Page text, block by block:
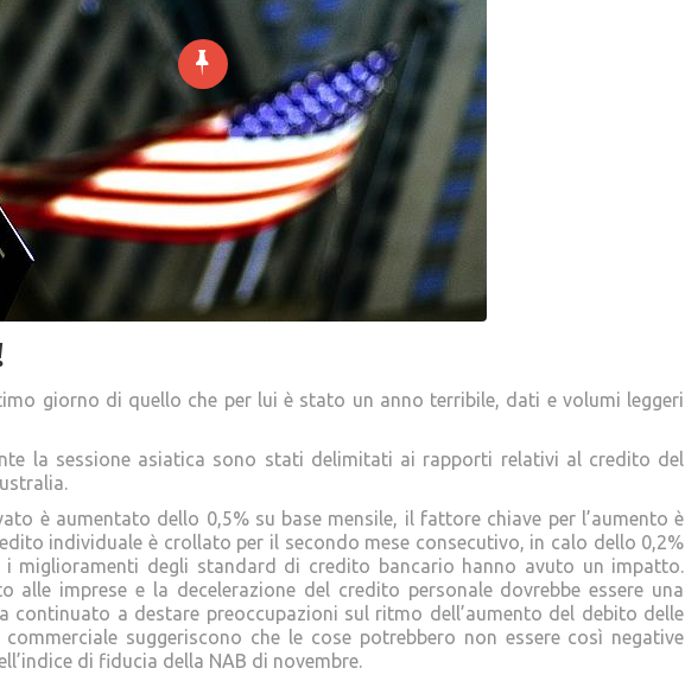
giorno di quello che per lui è stato un anno terribile, dati e volumi leggeri
la sessione asiatica sono stati delimitati ai rapporti relativi al credito del
è aumentato dello 0,5% su base mensile, il fattore chiave per l’aumento è
individuale è crollato per il secondo mese consecutivo, in calo dello 0,2%
i miglioramenti degli standard di credito bancario hanno avuto un impatto.
alle imprese e la decelerazione del credito personale dovrebbe essere una
continuato a destare preoccupazioni sul ritmo dell’aumento del debito delle
suggeriscono che le cose potrebbero non essere così negative
di fiducia della NAB di novembre.